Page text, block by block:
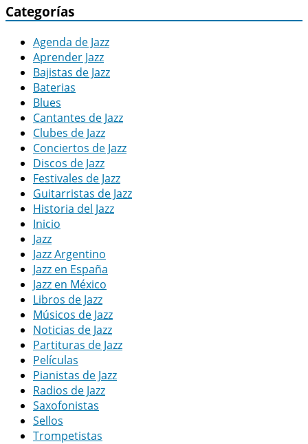
Categorías
Agenda de Jazz
Aprender Jazz
Bajistas de Jazz
Baterias
Blues
Cantantes de Jazz
Clubes de Jazz
Conciertos de Jazz
Discos de Jazz
Festivales de Jazz
Guitarristas de Jazz
Historia del Jazz
Inicio
Jazz
Jazz Argentino
Jazz en España
Jazz en México
Libros de Jazz
Músicos de Jazz
Noticias de Jazz
Partituras de Jazz
Películas
Pianistas de Jazz
Radios de Jazz
Saxofonistas
Sellos
Trompetistas